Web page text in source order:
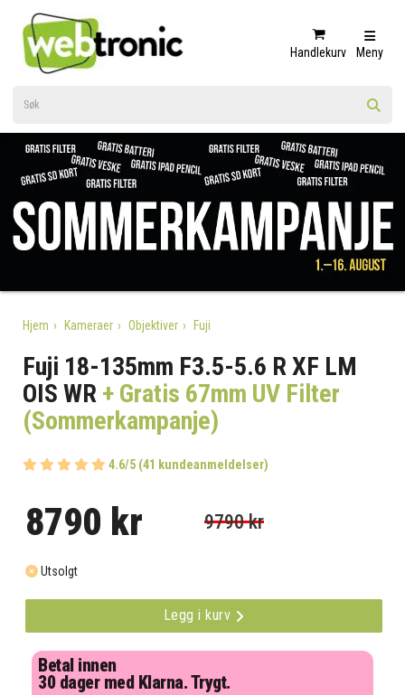
Handlekurv Meny
Hjem Kameraer Objektiver Fuji
Fuji 18-135mm F3.5-5.6 R XF LM
OIS WR+ Gratis 67mm UV Filter
(Sommerkampanje)
4.6/5 (41 kundeanmeldelser)
8790 kr 9790 kr
Utsolgt
Legg i kurv
Betal innen
30 dager med Klarna. Trygt.